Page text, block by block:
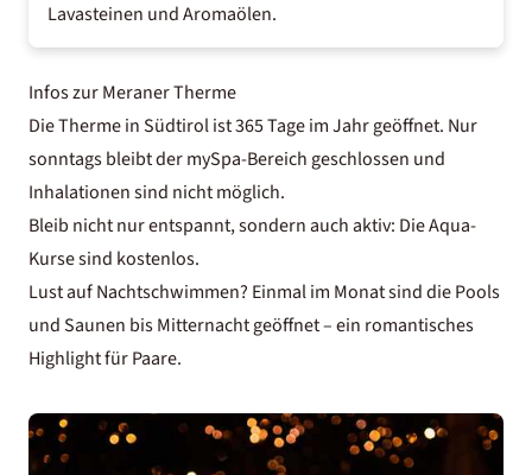
Lavasteinen und Aromaölen.
Infos zur Meraner Therme
Die Therme in Südtirol ist 365 Tage im Jahr geöffnet. Nur
sonntags bleibt der mySpa-Bereich geschlossen und
Inhalationen sind nicht möglich.
Bleib nicht nur entspannt, sondern auch aktiv: Die Aqua-
Kurse sind kostenlos.
Lust auf Nachtschwimmen? Einmal im Monat sind die Pools
und Saunen bis Mitternacht geöffnet – ein romantisches
Highlight für Paare.